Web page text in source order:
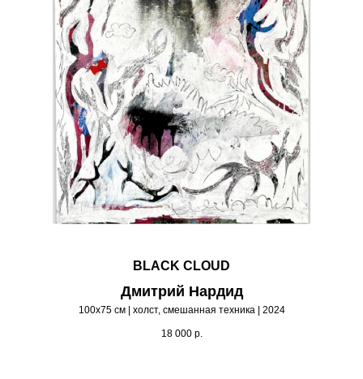
BLACK CLOUD
Дмитрий Нардид
100х75 см | холст, смешанная техника | 2024
18 000 р.